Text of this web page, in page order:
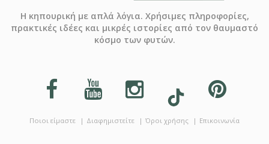
Η κηπουρική με απλά λόγια. Χρήσιμες πληροφορίες,
πρακτικές ιδέες και μικρές ιστορίες από τον θαυμαστό
κόσμο των φυτών.
Ποιοι είμαστε Διαφημιστείτε Όροι χρήσης Επικοινωνία